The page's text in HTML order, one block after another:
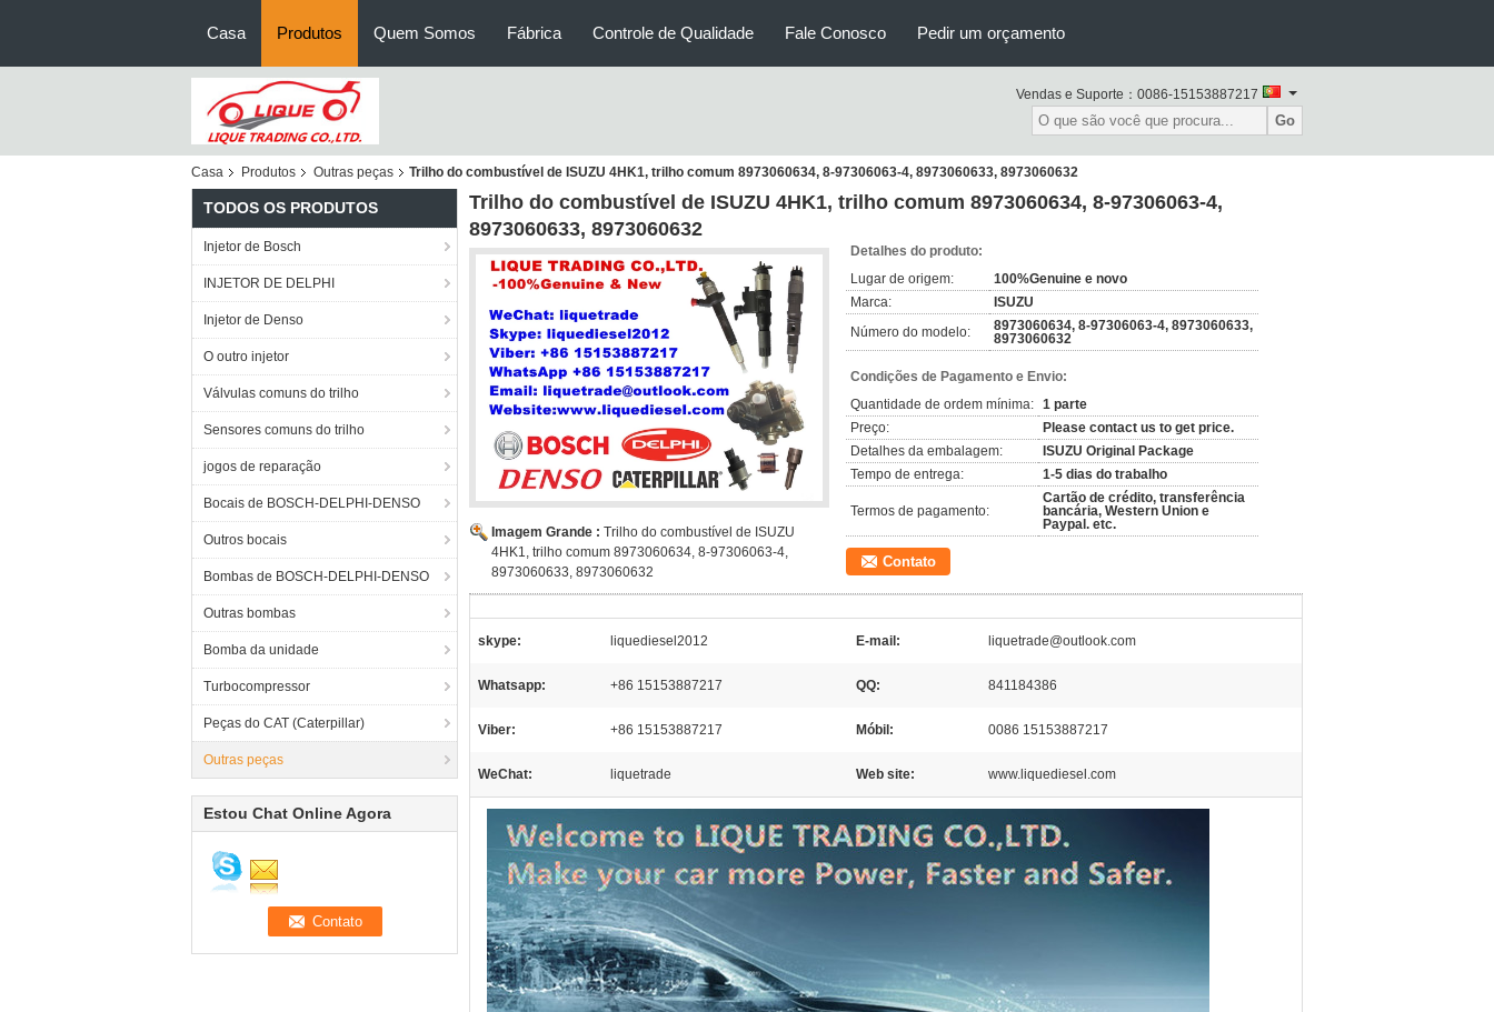
Casa Produtos Quem Somos Fábrica Controle de Qualidade Fale Conosco Pedir um orçamento
Vendas e Suporte： 0086-15153887217
Go
Casa Produtos Outras peças Trilho do combustível de ISUZU 4HK1, trilho comum 8973060634, 8-97306063-4, 8973060633, 8973060632
TODOS OS PRODUTOS
Injetor de Bosch
INJETOR DE DELPHI
Injetor de Denso
O outro injetor
Válvulas comuns do trilho
Sensores comuns do trilho
jogos de reparação
Bocais de BOSCH-DELPHI-DENSO
Outros bocais
Bombas de BOSCH-DELPHI-DENSO
Outras bombas
Bomba da unidade
Turbocompressor
Peças do CAT (Caterpillar)
Outras peças
Estou Chat Online Agora
Trilho do combustível de ISUZU 4HK1, trilho comum 8973060634, 8-97306063-4,
8973060633, 8973060632
Imagem Grande : Trilho do combustível de ISUZU
4HK1, trilho comum 8973060634, 8-97306063-4,
8973060633, 8973060632
Detalhes do produto:
Lugar de origem:
100%Genuine e novo
Marca:
ISUZU
Número do modelo:
8973060634, 8-97306063-4, 8973060633,
8973060632
Condições de Pagamento e Envio:
Quantidade de ordem mínima: 1 parte
Preço:
Please contact us to get price.
Detalhes da embalagem:
ISUZU Original Package
Tempo de entrega:
1-5 dias do trabalho
Termos de pagamento:
Cartão de crédito, transferência
bancária, Western Union e
Paypal. etc.
Contato
skype: liquediesel2012 E-mail: liquetrade@outlook.com
Whatsapp: +86 15153887217 QQ: 841184386
Viber: +86 15153887217 Móbil: 0086 15153887217
WeChat: liquetrade Web site: www.liquediesel.com